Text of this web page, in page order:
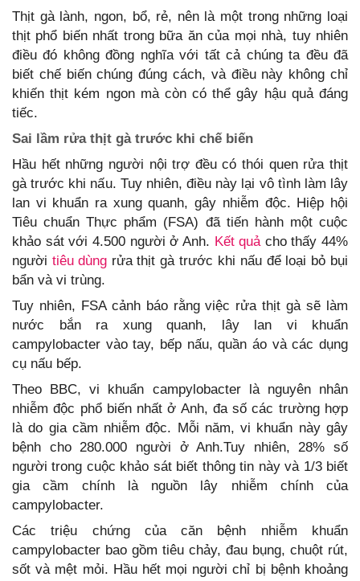
Thịt gà lành, ngon, bổ, rẻ, nên là một trong những loại
thịt phổ biến nhất trong bữa ăn của mọi nhà, tuy nhiên
điều đó không đồng nghĩa với tất cả chúng ta đều đã
biết chế biến chúng đúng cách, và điều này không chỉ
khiến thịt kém ngon mà còn có thể gây hậu quả đáng
tiếc.
Sai lầm rửa thịt gà trước khi chế biến
Hầu hết những người nội trợ đều có thói quen rửa thịt
gà trước khi nấu. Tuy nhiên, điều này lại vô tình làm lây
lan vi khuẩn ra xung quanh, gây nhiễm độc. Hiệp hội
Tiêu chuẩn Thực phẩm (FSA) đã tiến hành một cuộc
khảo sát với 4.500 người ở Anh. Kết quảcho thấy 44%
người tiêu dùngrửa thịt gà trước khi nấu để loại bỏ bụi
bẩn và vi trùng.
Tuy nhiên, FSA cảnh báo rằng việc rửa thịt gà sẽ làm
nước bắn ra xung quanh, lây lan vi khuẩn
campylobacter vào tay, bếp nấu, quần áo và các dụng
cụ nấu bếp.
Theo BBC, vi khuẩn campylobacter là nguyên nhân
nhiễm độc phổ biến nhất ở Anh, đa số các trường hợp
là do gia cầm nhiễm độc. Mỗi năm, vi khuẩn này gây
bệnh cho 280.000 người ở Anh.Tuy nhiên, 28% số
người trong cuộc khảo sát biết thông tin này và 1/3 biết
gia cầm chính là nguồn lây nhiễm chính của
campylobacter.
Các triệu chứng của căn bệnh nhiễm khuẩn
campylobacter bao gồm tiêu chảy, đau bụng, chuột rút,
sốt và mệt mỏi. Hầu hết mọi người chỉ bị bệnh khoảng